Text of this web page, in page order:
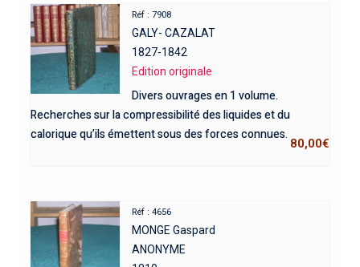
Réf : 7908
GALY- CAZALAT
1827-1842
Edition originale
Divers ouvrages en 1 volume.
Recherches sur la compressibilité des liquides et du
calorique qu’ils émettent sous des forces connues.
80,00€
Réf : 4656
MONGE Gaspard
ANONYME